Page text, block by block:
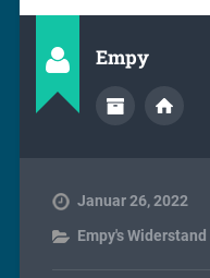
Empy
Januar 26, 2022
Empy's Widerstand